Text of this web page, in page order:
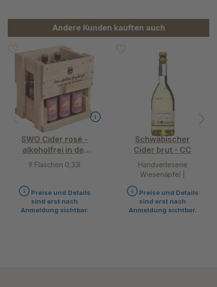
Produktgalerie überspringen
Andere Kunden kauften auch
SWO Cider rosé -
alkoholfrei in der
9er Holzkiste
9 Flaschen 0,33l
Preise und Details
sind erst nach
Anmeldung sichtbar.
Schwäbischer
Cider brut - CC
Handverlesene
Wiesenäpfel |
Preise und Details
sind erst nach
Anmeldung sichtbar.